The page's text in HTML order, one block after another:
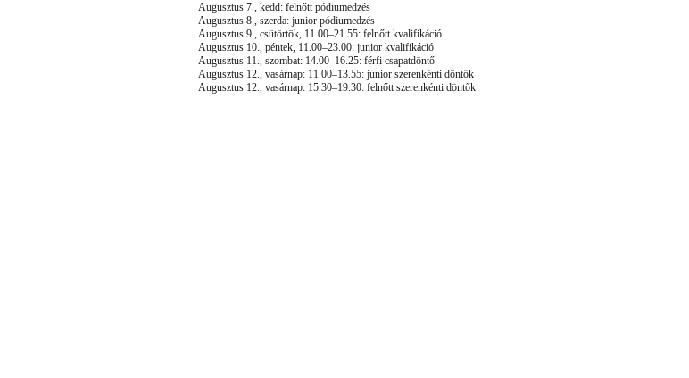
Augusztus 7., kedd: felnőtt pódiumedzés
Augusztus 8., szerda: junior pódiumedzés
Augusztus 9., csütörtök, 11.00–21.55: felnőtt kvalifikáció
Augusztus 10., péntek, 11.00–23.00: junior kvalifikáció
Augusztus 11., szombat: 14.00–16.25: férfi csapatdöntő
Augusztus 12., vasárnap: 11.00–13.55: junior szerenkénti döntők
Augusztus 12., vasárnap: 15.30–19.30: felnőtt szerenkénti döntők